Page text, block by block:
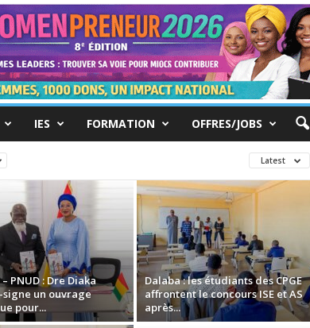
IES FORMATION OFFRES/JOBS
Latest
– PNUD : Dre Diaka
signe un ouvrage
pour...
Dalaba : les étudiants des CPGE
affrontent le concours ISE et AS
après...